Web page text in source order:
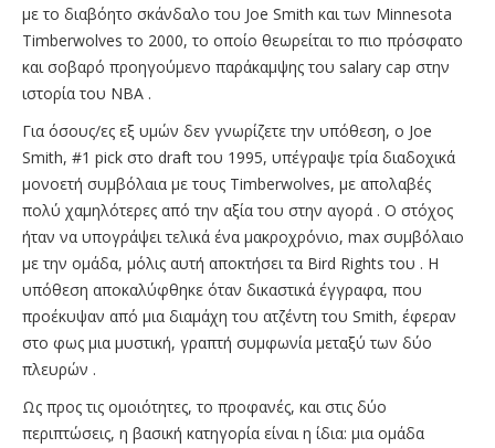
με το διαβόητο σκάνδαλο του Joe Smith και των Minnesota
Timberwolves το 2000, το οποίο θεωρείται το πιο πρόσφατο
και σοβαρό προηγούμενο παράκαμψης του salary cap στην
ιστορία του NBA .
Για όσους/ες εξ υμών δεν γνωρίζετε την υπόθεση, ο Joe
Smith, #1 pick στο draft του 1995, υπέγραψε τρία διαδοχικά
μονοετή συμβόλαια με τους Timberwolves, με απολαβές
πολύ χαμηλότερες από την αξία του στην αγορά . Ο στόχος
ήταν να υπογράψει τελικά ένα μακροχρόνιο, max συμβόλαιο
με την ομάδα, μόλις αυτή αποκτήσει τα Bird Rights του . Η
υπόθεση αποκαλύφθηκε όταν δικαστικά έγγραφα, που
προέκυψαν από μια διαμάχη του ατζέντη του Smith, έφεραν
στο φως μια μυστική, γραπτή συμφωνία μεταξύ των δύο
πλευρών .
Ως προς τις ομοιότητες, το προφανές, και στις δύο
περιπτώσεις, η βασική κατηγορία είναι η ίδια: μια ομάδα